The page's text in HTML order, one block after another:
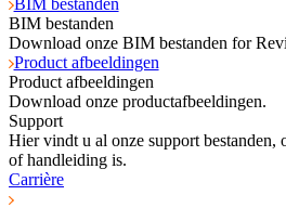
BIM bestanden
BIM bestanden
Download onze BIM bestanden for
Product afbeeldingen
Product afbeeldingen
Download onze productafbeeldingen.
Support
Hier vindt u al onze support bestanden,
of handleiding is.
Carrière